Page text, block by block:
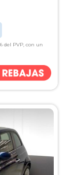
del PVP, con un